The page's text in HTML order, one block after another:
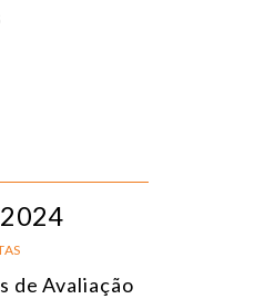
de Avaliação